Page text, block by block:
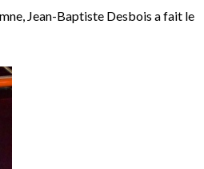
Jean-Baptiste Desbois a fait le